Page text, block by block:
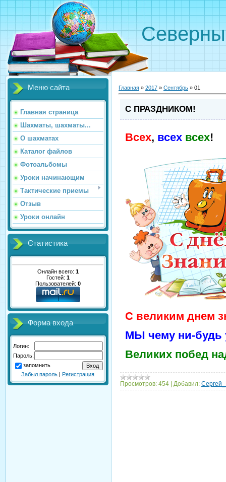
Меню сайта
Главная страница
Шахматы, шахматы...
О шахматах
Каталог файлов
Фотоальбомы
Уроки начинающим
Тактические приемы
Отзыв
Уроки онлайн
Статистика
Онлайн всего: 1
Гостей: 1
Пользователей: 0
Форма входа
Логин:
Пароль:
запомнить
Забыл пароль |Регистрация
Главная » 2017 » Сентябрь » 01
С ПРАЗДНИКОМ!
Всех, всех всех!
С великим днем
МЫ чему ни-будь
Великих побед
Просмотров: 454 Добавил: